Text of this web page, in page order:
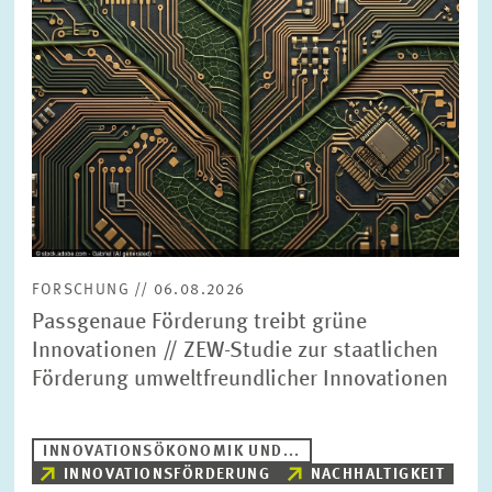
BILDMATERIAL
ZEW IN DEN MEDIEN
MEHR ZUM ZEW
JAHRESBERICHT
FORSCHUNG // 06.08.2026
Passgenaue Förderung treibt grüne
Innovationen // ZEW-Studie zur staatlichen
Förderung umweltfreundlicher Innovationen
INNOVATIONSÖKONOMIK UND...
INNOVATIONSFÖRDERUNG
NACHHALTIGKEIT